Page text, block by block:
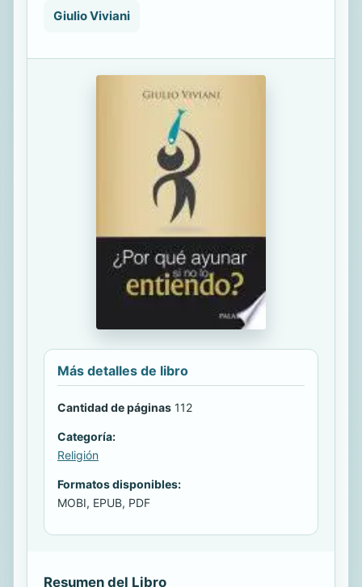
Giulio Viviani
Más detalles de libro
Cantidad de páginas 112
Categoría:
Religión
Formatos disponibles:
MOBI, EPUB, PDF
Resumen del Libro